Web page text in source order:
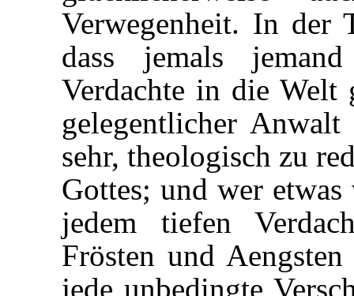
Verwegenheit. In der
dass jemals
Verdachte in die Welt
gelegentlicher Anwalt
sehr, theologisch zu
Gottes; und wer
jedem tiefen
Frösten und
jede unbedingte